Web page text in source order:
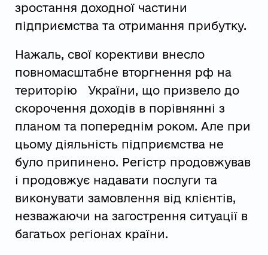
зростання доходної частини
підприємства та отримання прибутку.
Нажаль, свої корективи внесло
повномасштабне вторгнення рф на
територію України, що призвело до
скорочення доходів в порівнянні з
планом та попереднім роком. Але при
цьому діяльність підприємства не
було припинено. Регістр продовжував
і продовжує надавати послуги та
виконувати замовлення від клієнтів,
незважаючи на загострення ситуації в
багатьох регіонах країни.